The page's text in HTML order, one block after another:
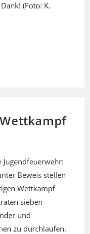
(Foto: K.
Beweis stellen
Wettkampf
sieben
und
zu durchlaufen.